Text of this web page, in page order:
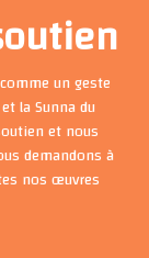
un geste
la Sunna du
et nous
demandons à
nos œuvres